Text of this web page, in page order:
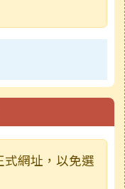
網址，以免選